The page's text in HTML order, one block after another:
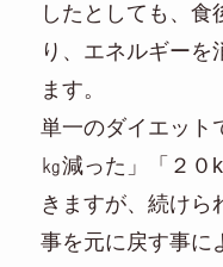
したとしても、食
り、エネルギーを
ます。
単一のダイエット
㎏減った」「２０
きますが、続けら
事を元に戻す事に